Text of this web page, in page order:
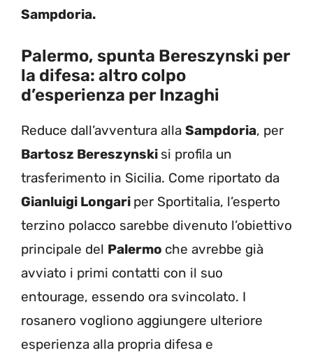
Sampdoria.
Palermo, spunta Bereszynski per
la difesa: altro colpo
d’esperienza per Inzaghi
Reduce dall’avventura alla Sampdoria, per
Bartosz Bereszynski si profila un
trasferimento in Sicilia. Come riportato da
Gianluigi Longari per Sportitalia, l’esperto
terzino polacco sarebbe divenuto l’obiettivo
principale del Palermo che avrebbe già
avviato i primi contatti con il suo
entourage, essendo ora svincolato. I
rosanero vogliono aggiungere ulteriore
esperienza alla propria difesa e